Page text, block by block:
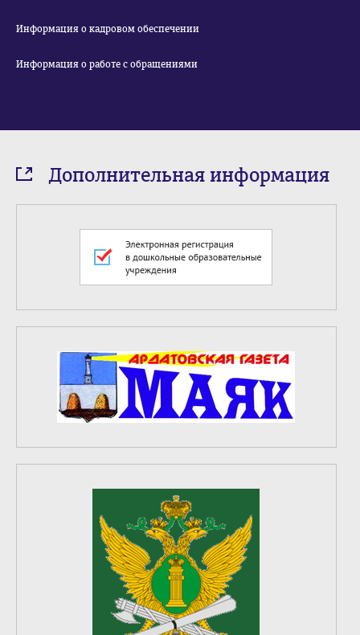
Информация о кадровом обеспечении
Информация о работе с обращениями
Дополнительная информация